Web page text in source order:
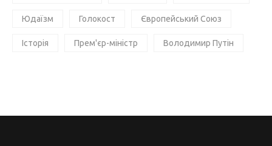
Юдаїзм Голокост Європейський Союз
Історія Прем'єр-міністр Володимир Путін